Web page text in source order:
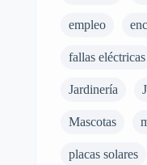
empleo
fallas eléctricas
Jardinería
Mascotas
placas solares